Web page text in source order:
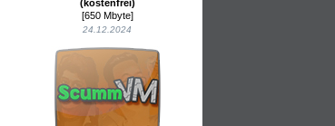
(kostenfrei)
[650 Mbyte]
24.12.2024